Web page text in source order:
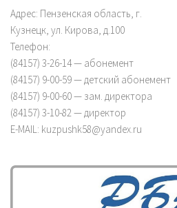
Адрес: Пензенская область, г.
Кузнецк, ул. Кирова, д.100
Телефон:
(84157) 3-26-14 — абонемент
(84157) 9-00-59 — детский абонемент
(84157) 9-00-60 — зам. директора
(84157) 3-10-82 — директор
E-MAIL: kuzpushk58@yandex.ru